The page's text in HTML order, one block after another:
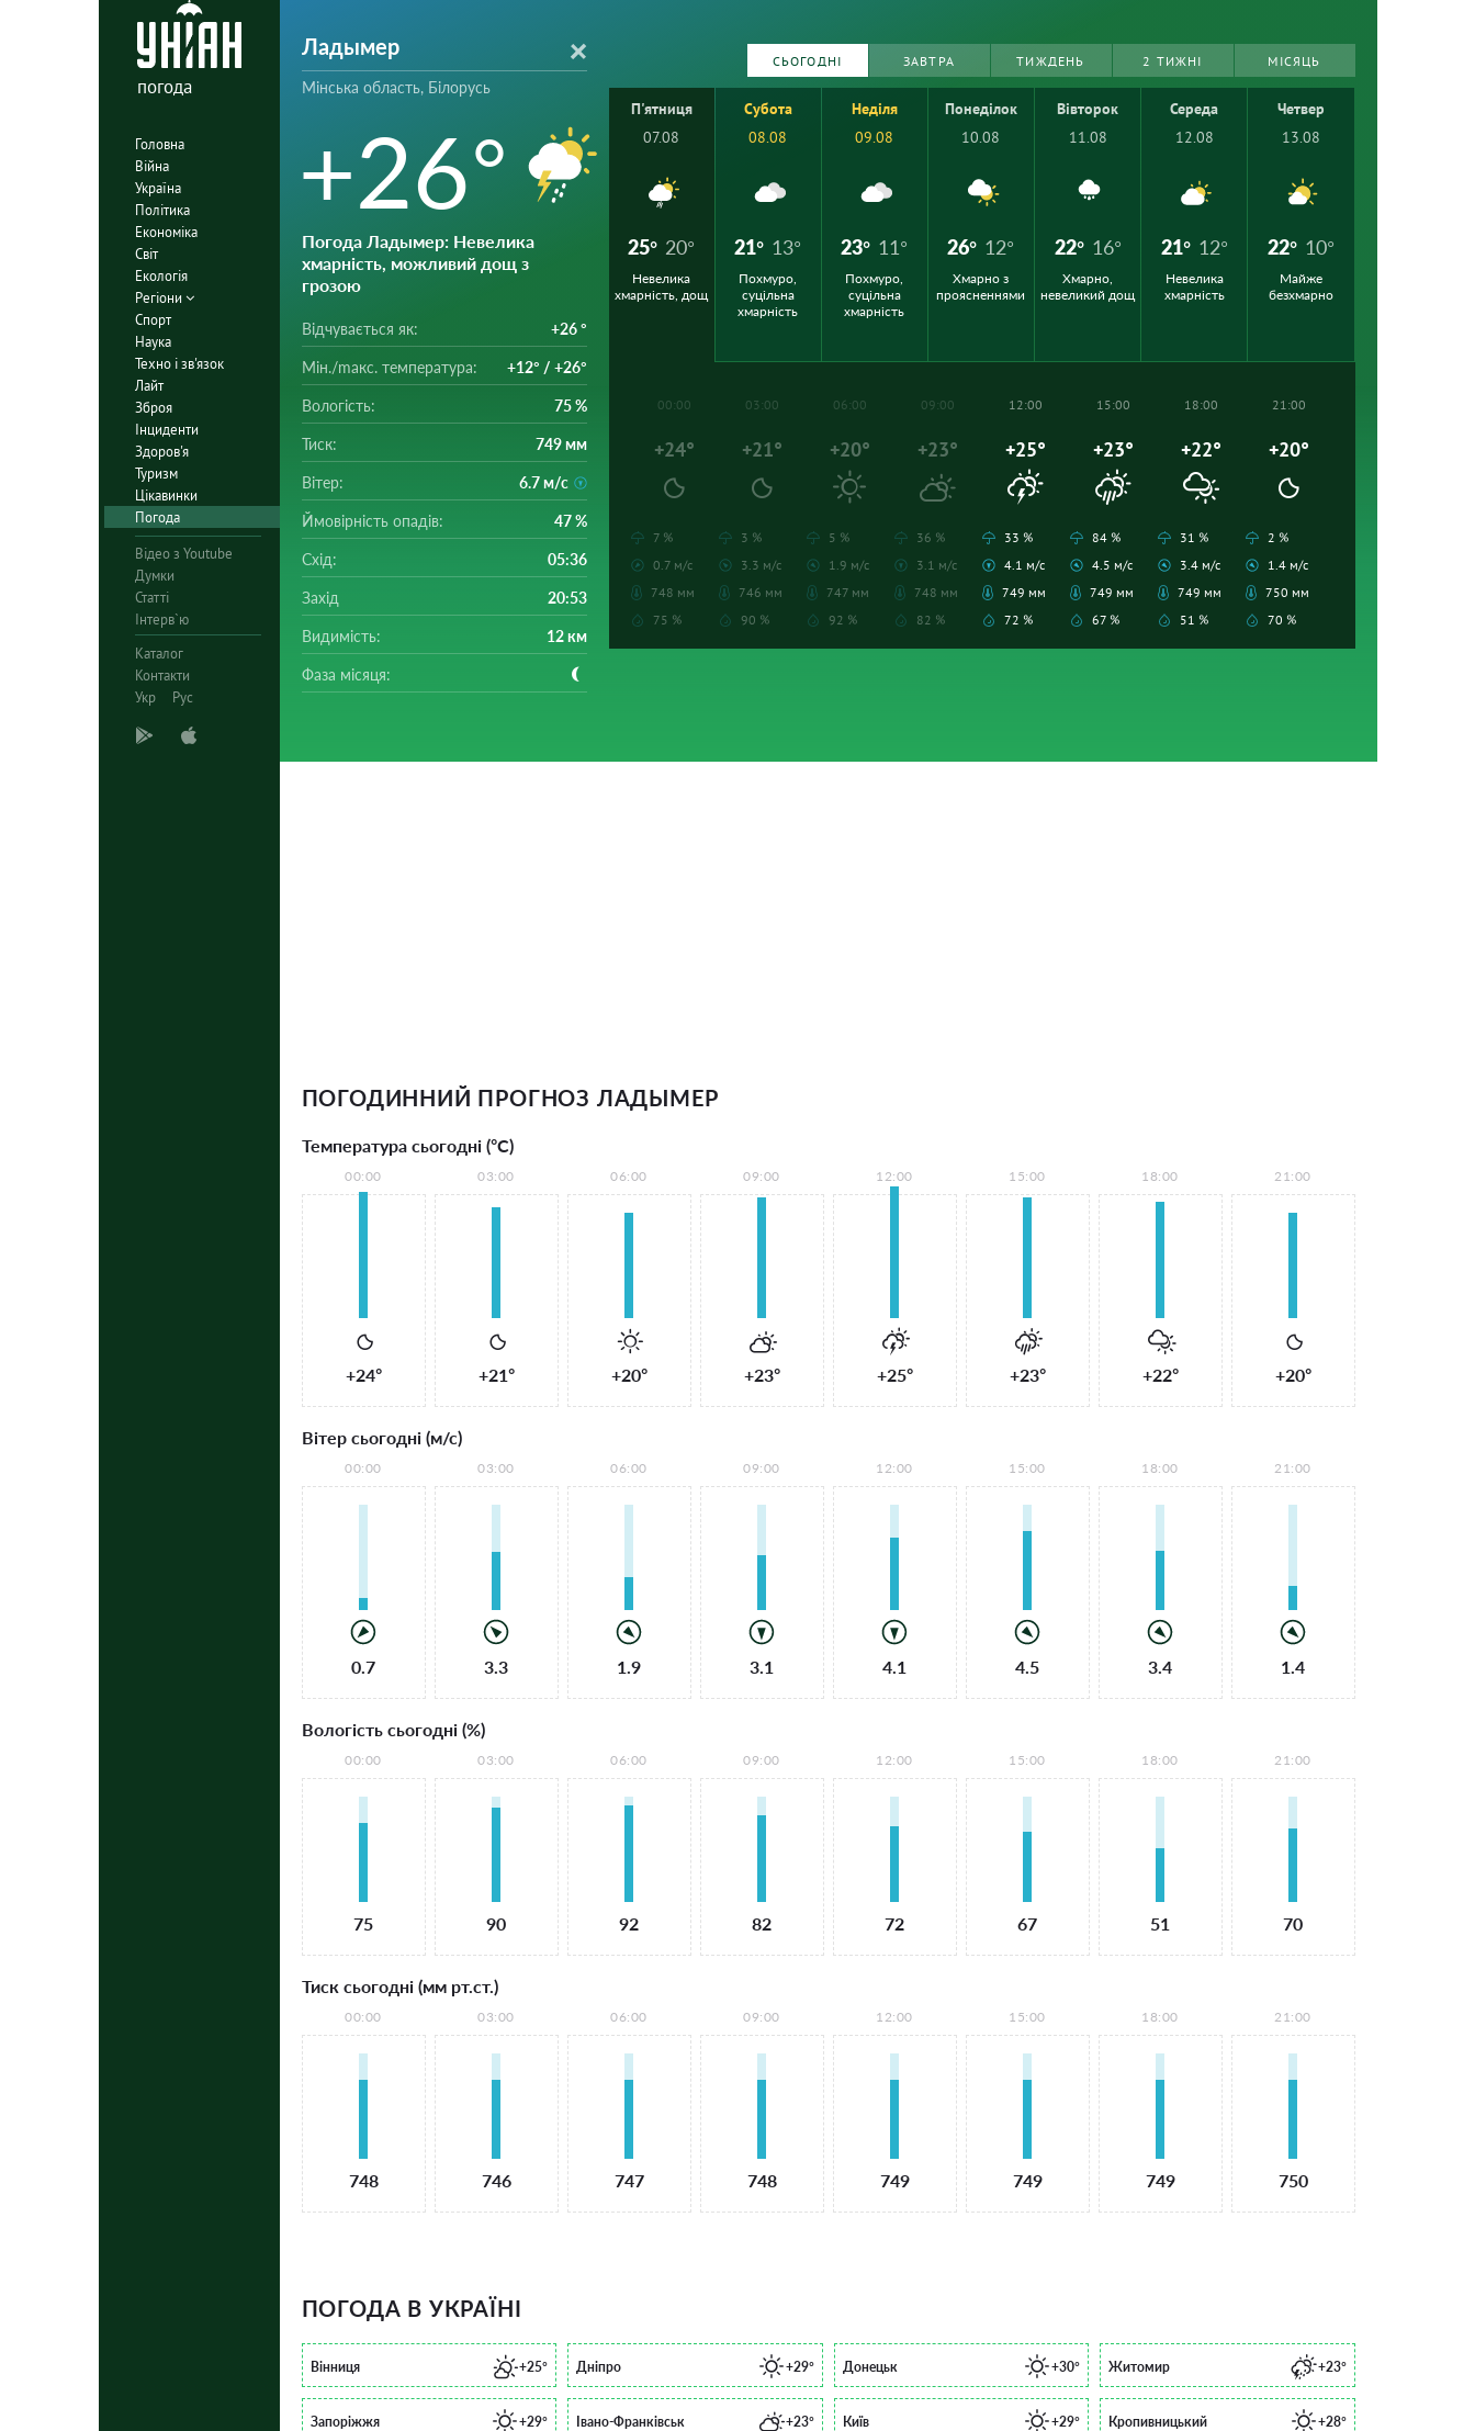
погода
Головна
Війна
Україна
Політика
Економіка
Світ
Екологія
Регіони
Спорт
Наука
Техно і зв'язок
Лайт
Зброя
Інциденти
Здоров'я
Туризм
Цікавинки
Погода
Відео з Youtube
Думки
Статті
Інтерв`ю
Каталог
Контакти
Укр
Рус
Ладымер
Мінська область, Білорусь
+26°
Погода Ладымер: Невелика
хмарність, можливий дощ з
грозою
Відчувається як: +26 °
Мін./mакс. температура: +12° / +26°
Вологість: 75 %
Тиск: 749 мм
Вітер: 6.7 м/с
Ймовірність опадів: 47 %
Схід: 05:36
Захід 20:53
Видимість: 12 км
Фаза місяця:
СЬОГОДНІ ЗАВТРА ТИЖДЕНЬ 2 ТИЖНІ МІСЯЦЬ
П'ятниця
07.08
25° 20°
Невелика
хмарність, дощ
Субота
08.08
21° 13°
Похмуро,
суцільна
хмарність
Неділя
09.08
23° 11°
Похмуро,
суцільна
хмарність
Понеділок
10.08
26° 12°
Хмарно з
проясненнями
Вівторок
11.08
22° 16°
Хмарно,
невеликий дощ
Середа
12.08
21° 12°
Невелика
хмарність
Четвер
13.08
22° 10°
Майже
безхмарно
00:00
+24°
7 %
0.7 м/с
748 мм
75 %
03:00
+21°
3 %
3.3 м/с
746 мм
90 %
06:00
+20°
5 %
1.9 м/с
747 мм
92 %
09:00
+23°
36 %
3.1 м/с
748 мм
82 %
12:00
+25°
33 %
4.1 м/с
749 мм
72 %
15:00
+23°
84 %
4.5 м/с
749 мм
67 %
18:00
+22°
31 %
3.4 м/с
749 мм
51 %
21:00
+20°
2 %
1.4 м/с
750 мм
70 %
ПОГОДИННИЙ ПРОГНОЗ ЛАДЫМЕР
Температура сьогодні (°С)
00:00
+24°
03:00
+21°
06:00
+20°
09:00
+23°
12:00
+25°
15:00
+23°
18:00
+22°
21:00
+20°
Вітер сьогодні (м/с)
00:00
0.7
03:00
3.3
06:00
1.9
09:00
3.1
12:00
4.1
15:00
4.5
18:00
3.4
21:00
1.4
Вологість сьогодні (%)
00:00
75
03:00
90
06:00
92
09:00
82
12:00
72
15:00
67
18:00
51
21:00
70
Тиск сьогодні (мм рт.ст.)
00:00
748
03:00
746
06:00
747
09:00
748
12:00
749
15:00
749
18:00
749
21:00
750
ПОГОДА В УКРАЇНІ
Вінниця +25° Дніпро +29° Донецьк +30° Житомир +23°
Запоріжжя +29° Івано-Франківськ +23° Київ +29° Кропивницький +28°